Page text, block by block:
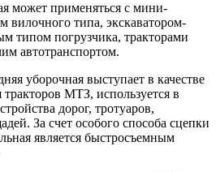
может применяться с мини-
вилочного типа, экскаватором-
типом погрузчика, тракторами
автотранспортом.
уборочная выступает в качестве
МТЗ, используется в
дорог, тротуаров,
За счет особого способа сцепки
является быстросъемным